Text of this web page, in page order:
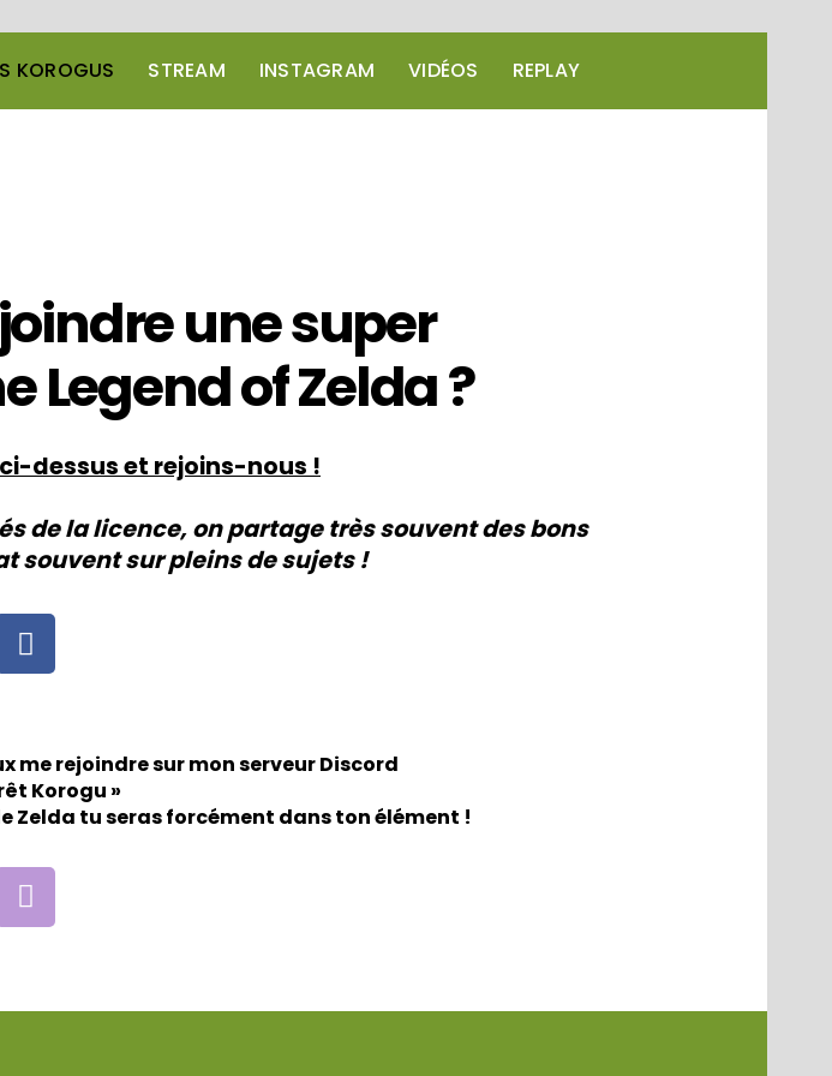
KOROGUS STREAM INSTAGRAM VIDÉOS REPLAY
une super
Legend of Zelda?
dessus et rejoins-nous !
de la licence, on partage très souvent des bons
souvent sur pleins de sujets !
me rejoindre sur mon serveur Discord
Korogu »
Zelda tu seras forcément dans ton élément !